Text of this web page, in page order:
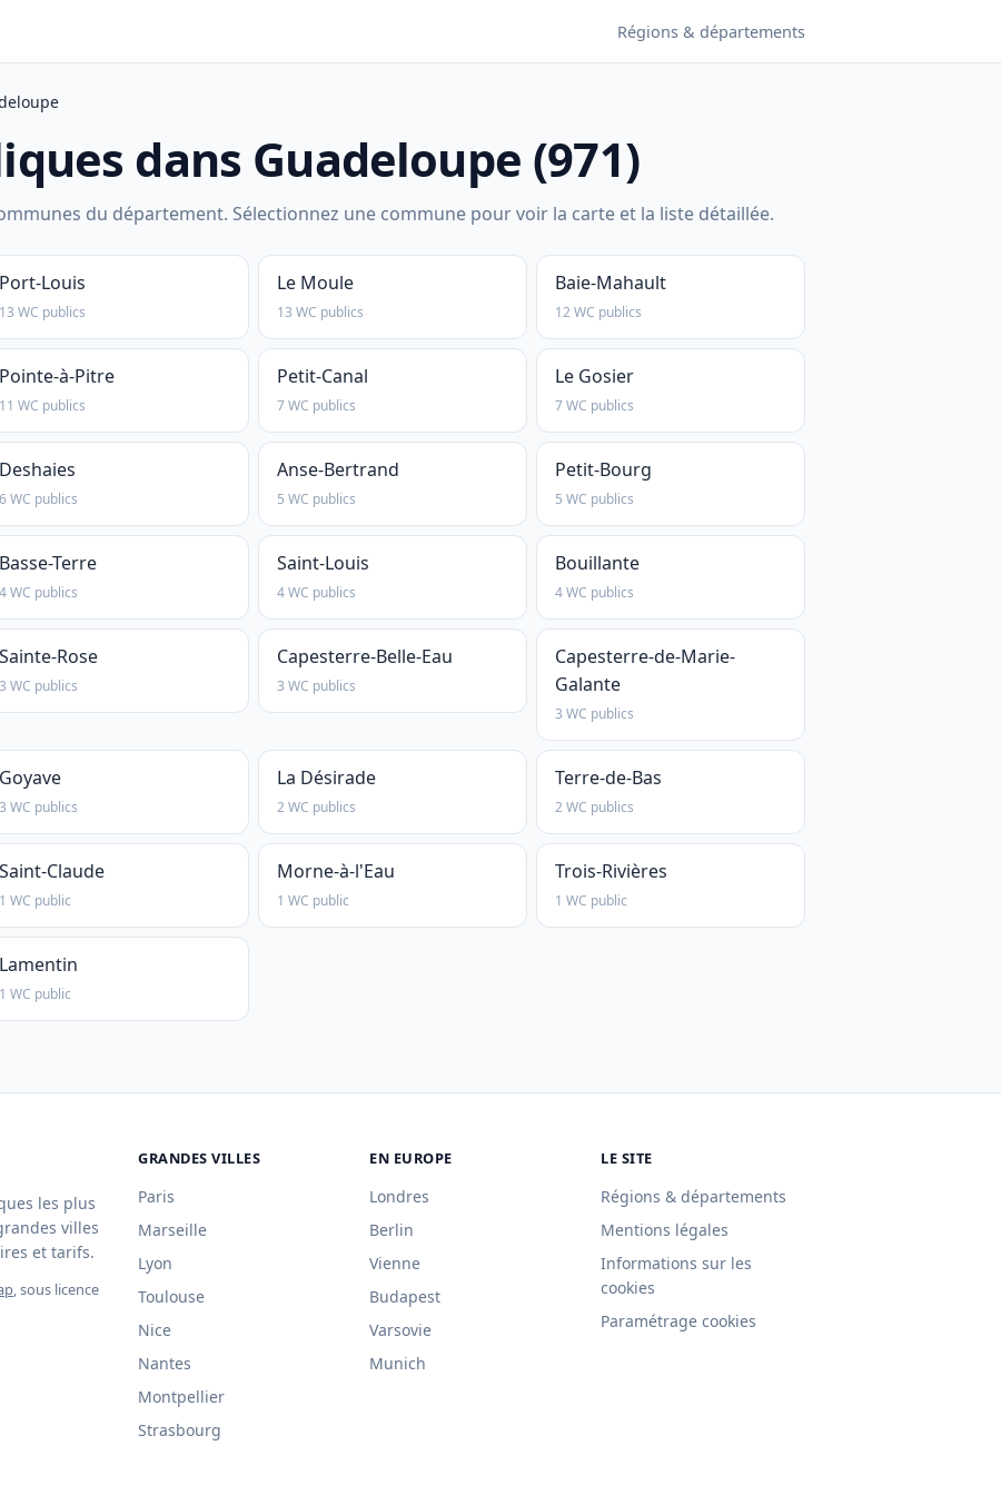
Régions & départements
dans Guadeloupe (971)
du département. Sélectionnez une commune pour voir la carte et la liste détaillée.
Port-Louis
13 WC publics
Le Moule
13 WC publics
Baie-Mahault
12 WC publics
Pointe-à-Pitre
11 WC publics
Petit-Canal
7 WC publics
Le Gosier
7 WC publics
Deshaies
6 WC publics
Anse-Bertrand
5 WC publics
Petit-Bourg
5 WC publics
Basse-Terre
4 WC publics
Saint-Louis
4 WC publics
Bouillante
4 WC publics
Sainte-Rose
3 WC publics
Capesterre-Belle-Eau
3 WC publics
Capesterre-de-Marie-
Galante
3 WC publics
Goyave
3 WC publics
La Désirade
2 WC publics
Terre-de-Bas
2 WC publics
Saint-Claude
1 WC public
Morne-à-l'Eau
1 WC public
Trois-Rivières
1 WC public
Lamentin
1 WC public
les plus
villes
et tarifs.
, sous licence
GRANDES VILLES
Paris
Marseille
Lyon
Toulouse
Nice
Nantes
Montpellier
Strasbourg
EN EUROPE
Londres
Berlin
Vienne
Budapest
Varsovie
Munich
LE SITE
Régions & départements
Mentions légales
Informations sur les
cookies
Paramétrage cookies